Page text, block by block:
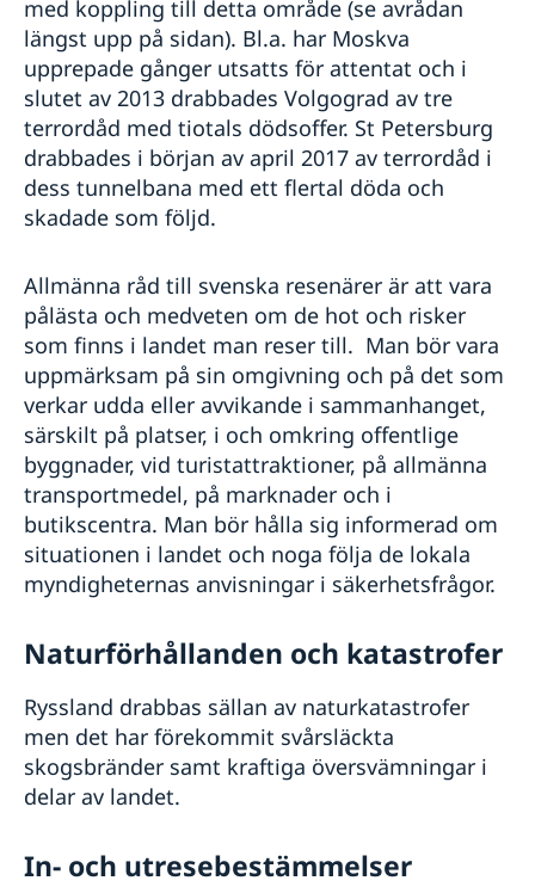
med koppling till detta område (se avrådan
längst upp på sidan). Bl.a. har Moskva
upprepade gånger utsatts för attentat och i
slutet av 2013 drabbades Volgograd av tre
terrordåd med tiotals dödsoffer. St Petersburg
drabbades i början av april 2017 av terrordåd i
dess tunnelbana med ett flertal döda och
skadade som följd.
Allmänna råd till svenska resenärer är att vara
pålästa och medveten om de hot och risker
som finns i landet man reser till. Man bör vara
uppmärksam på sin omgivning och på det som
verkar udda eller avvikande i sammanhanget,
särskilt på platser, i och omkring offentlige
byggnader, vid turistattraktioner, på allmänna
transportmedel, på marknader och i
butikscentra. Man bör hålla sig informerad om
situationen i landet och noga följa de lokala
myndigheternas anvisningar i säkerhetsfrågor.
Naturförhållanden och katastrofer
Ryssland drabbas sällan av naturkatastrofer
men det har förekommit svårsläckta
skogsbränder samt kraftiga översvämningar i
delar av landet.
In- och utresebestämmelser